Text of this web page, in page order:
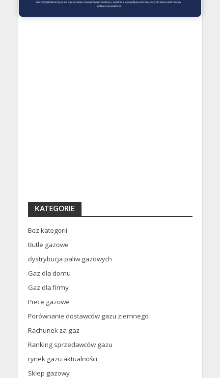
KATEGORIE
Bez kategorii
Butle gazowe
dystrybucja paliw gazowych
Gaz dla domu
Gaz dla firmy
Piece gazowe
Porównanie dostawców gazu ziemnego
Rachunek za gaz
Ranking sprzedawców gazu
rynek gazu aktualności
Sklep gazowy
biuro@optimalenergy.pl lub w przypadku zewnętrznego dostawcy, zgodnie z jego polityką ochrony danych. Więcej informacji w
polityce prywatności